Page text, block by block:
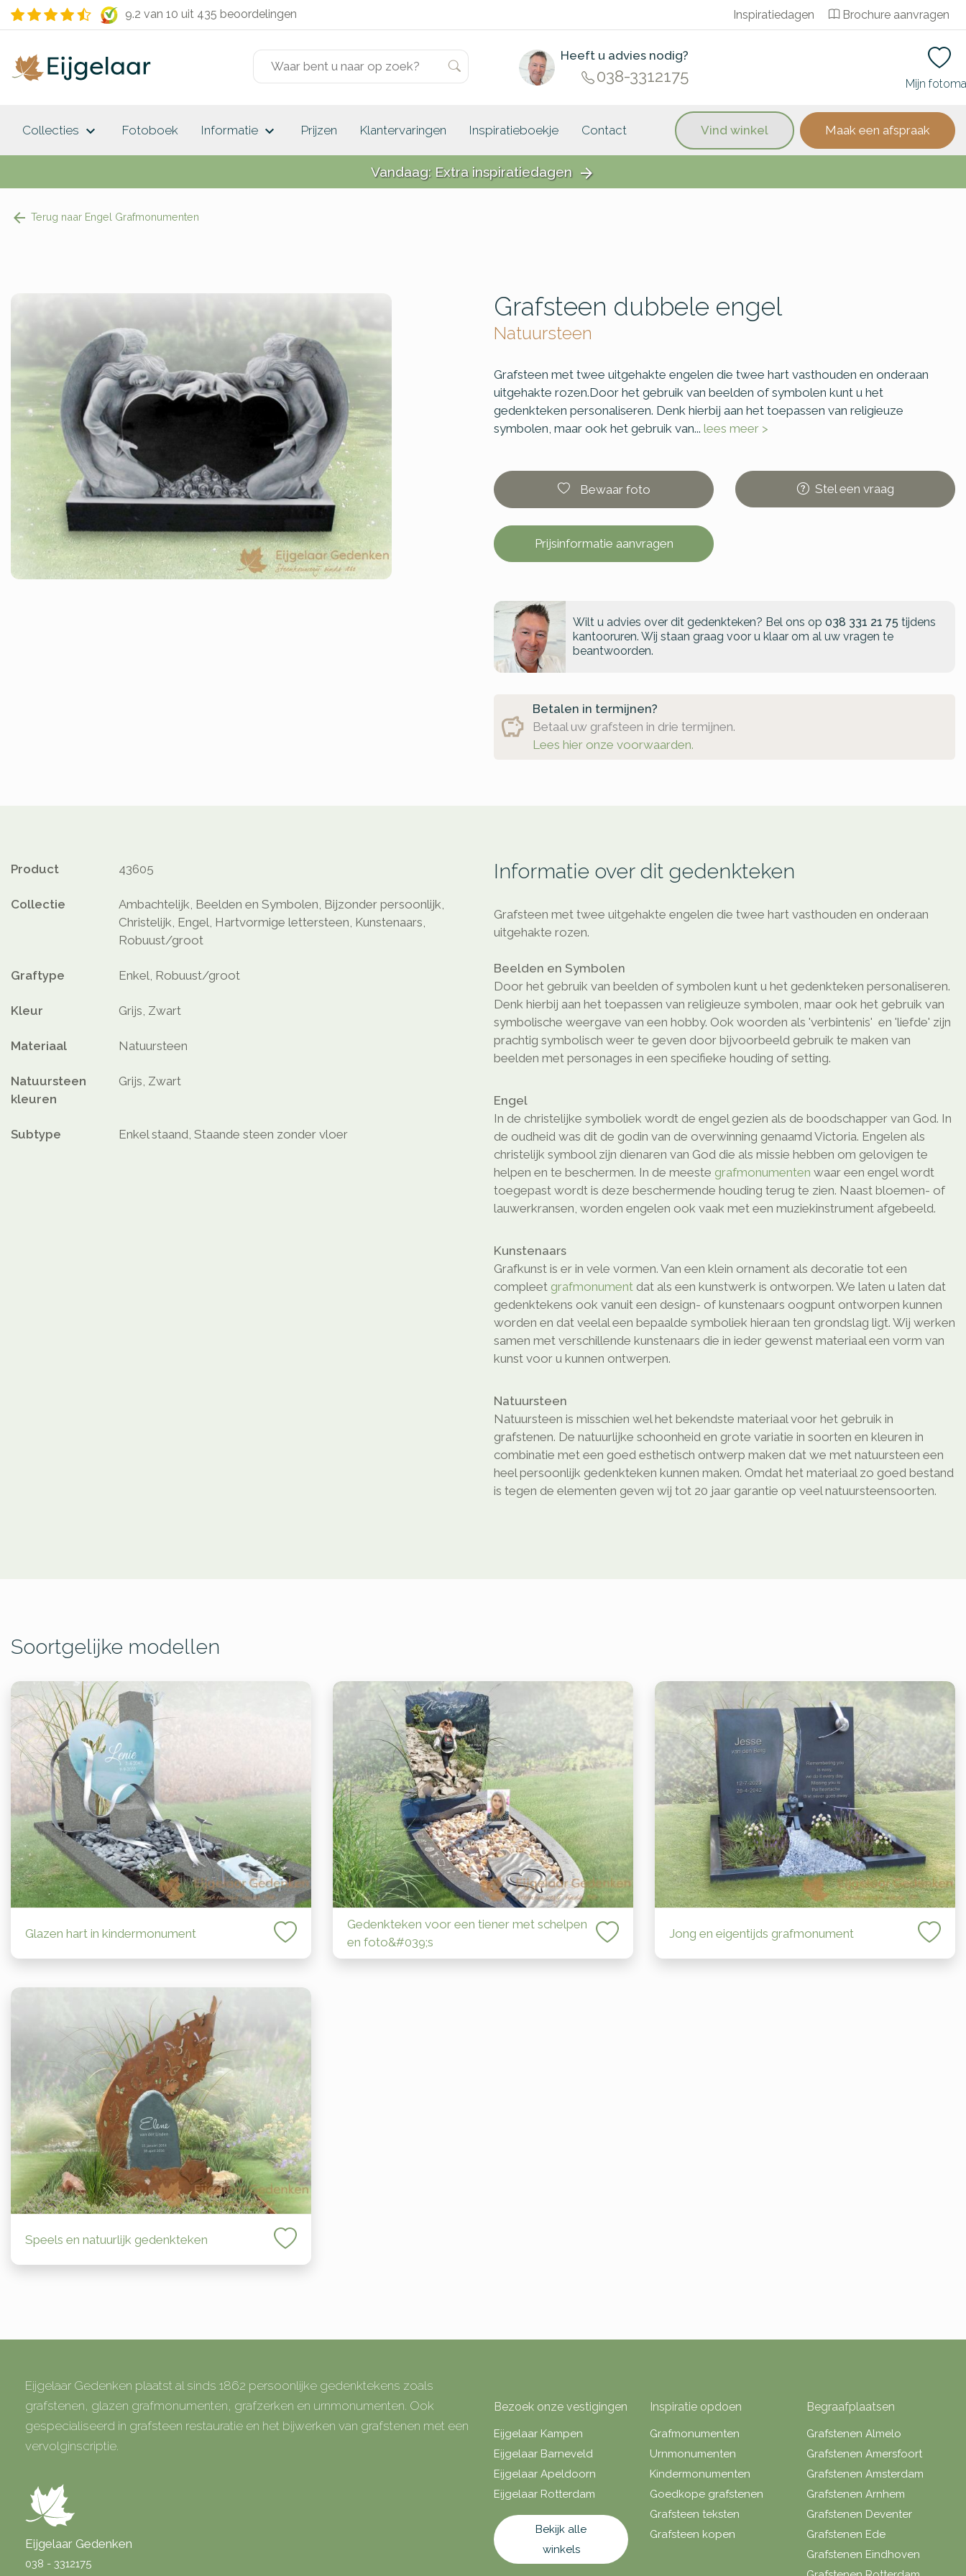
9.2 van 10 uit 435 beoordelingen Inspiratiedagen Brochure aanvragen
Heeft u advies nodig?
038-3312175 Mijn
Collecties keyboard_arrow_down Fotoboek Informatie keyboard_arrow_down Prijzen Klantervaringen Inspiratieboekje Contact Vind winkel Maak een afspraak
Vandaag: Extra inspiratiedagen arrow_forward
Terug naar Engel Grafmonumenten
Grafsteen dubbele engel
Natuursteen
Grafsteen met twee uitgehakte engelen die twee hart vasthouden en onderaan
uitgehakte rozen.Door het gebruik van beelden of symbolen kunt u het
gedenkteken personaliseren. Denk hierbij aan het toepassen van religieuze
symbolen, maar ook het gebruik van... lees meer >
Bewaar foto Steleen vraag
Prijsinformatie aanvragen
Wilt u advies over dit gedenkteken? Bel ons op 038 331 21 75 tijdens
kantooruren. Wij staan graag voor u klaar om al uw vragen te
beantwoorden.
Betalen in termijnen?
Betaal uw grafsteen in drie termijnen.
Lees hier onze voorwaarden.
Product 43605
Collectie
Ambachtelijk, Beelden en Symbolen, Bijzonder persoonlijk,
Christelijk, Engel, Hartvormige lettersteen, Kunstenaars,
Robuust/groot
Graftype Enkel, Robuust/groot
Kleur Grijs, Zwart
Materiaal Natuursteen
Natuursteen
kleuren
Grijs, Zwart
Subtype Enkel staand, Staande steen zonder vloer
Informatie over dit gedenkteken
Grafsteen met twee uitgehakte engelen die twee hart vasthouden en onderaan
uitgehakte rozen.
Beelden en Symbolen
Door het gebruik van beelden of symbolen kunt u het gedenkteken personaliseren.
Denk hierbij aan het toepassen van religieuze symbolen, maar ook het gebruik van
symbolische weergave van een hobby. Ook woorden als 'verbintenis' en 'liefde' zijn
prachtig symbolisch weer te geven door bijvoorbeeld gebruik te maken van
beelden met personages in een specifieke houding of setting.
Engel
In de christelijke symboliek wordt de engel gezien als de boodschapper van God. In
de oudheid was dit de godin van de overwinning genaamd Victoria. Engelen als
christelijk symbool zijn dienaren van God die als missie hebben om gelovigen te
helpen en te beschermen. In de meeste grafmonumenten waar een engel wordt
toegepast wordt is deze beschermende houding terug te zien. Naast bloemen- of
lauwerkransen, worden engelen ook vaak met een muziekinstrument afgebeeld.
Kunstenaars
Grafkunst is er in vele vormen. Van een klein ornament als decoratie tot een
compleet grafmonument dat als een kunstwerk is ontworpen. We laten u laten dat
gedenktekens ook vanuit een design- of kunstenaars oogpunt ontworpen kunnen
worden en dat veelal een bepaalde symboliek hieraan ten grondslag ligt. Wij werken
samen met verschillende kunstenaars die in ieder gewenst materiaal een vorm van
kunst voor u kunnen ontwerpen.
Natuursteen
Natuursteen is misschien wel het bekendste materiaal voor het gebruik in
grafstenen. De natuurlijke schoonheid en grote variatie in soorten en kleuren in
combinatie met een goed esthetisch ontwerp maken dat we met natuursteen een
heel persoonlijk gedenkteken kunnen maken. Omdat het materiaal zo goed bestand
is tegen de elementen geven wij tot 20 jaar garantie op veel natuursteensoorten.
Soortgelijke modellen
Glazen hart in kindermonument
Gedenkteken voor een tiener met schelpen
en foto&#039;s
Jong en eigentijds grafmonument
Speels en natuurlijk gedenkteken
Eijgelaar Gedenken plaatst al sinds 1862 persoonlijke gedenktekens zoals
grafstenen, glazen grafmonumenten, grafzerken en urnmonumenten. Ook
gespecialiseerd in grafsteen restauratie en het bijwerken van grafstenen met een
vervolginscriptie.
Eijgelaar Gedenken
038 - 3312175
Bezoek onze vestigingen
Eijgelaar Kampen
Eijgelaar Barneveld
Eijgelaar Apeldoorn
Eijgelaar Rotterdam
Bekijk alle
winkels
Inspiratie opdoen
Grafmonumenten
Urnmonumenten
Kindermonumenten
Goedkope grafstenen
Grafsteen teksten
Grafsteen kopen
Begraafplaatsen
Grafstenen Almelo
Grafstenen Amersfoort
Grafstenen Amsterdam
Grafstenen Arnhem
Grafstenen Deventer
Grafstenen Ede
Grafstenen Eindhoven